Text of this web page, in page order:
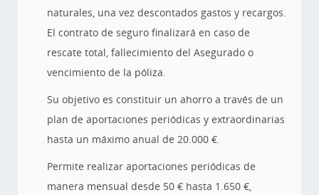
naturales, una vez descontados gastos y recargos.
El contrato de seguro finalizará en caso de
rescate total, fallecimiento del Asegurado o
vencimiento de la póliza.
Su objetivo es constituir un ahorro a través de un
plan de aportaciones periódicas y extraordinarias
hasta un máximo anual de 20.000 €.
Permite realizar aportaciones periódicas de
manera mensual desde 50 € hasta 1.650 €,